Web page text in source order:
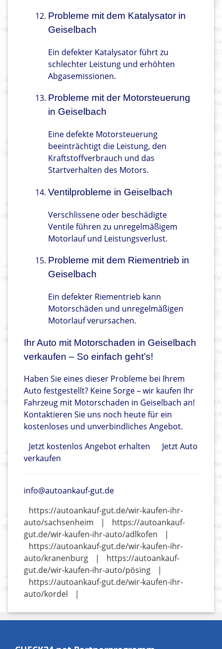
Probleme mit dem Katalysator in
Geiselbach
Ein defekter Katalysator führt zu
schlechter Leistung und erhöhten
Abgasemissionen.
Probleme mit der Motorsteuerung
in Geiselbach
Eine defekte Motorsteuerung
beeinträchtigt die Leistung, den
Kraftstoffverbrauch und das
Startverhalten des Motors.
Ventilprobleme in Geiselbach
Verschlissene oder beschädigte
Ventile führen zu unregelmäßigem
Motorlauf und Leistungsverlust.
Probleme mit dem Riementrieb in
Geiselbach
Ein defekter Riementrieb kann
Motorschäden und unregelmäßigen
Motorlauf verursachen.
Ihr Auto mit Motorschaden in Geiselbach
verkaufen – So einfach geht’s!
Haben Sie eines dieser Probleme bei Ihrem
Auto festgestellt? Keine Sorge – wir kaufen Ihr
Fahrzeug mit Motorschaden in Geiselbach an!
Kontaktieren Sie uns noch heute für ein
kostenloses und unverbindliches Angebot.
Jetzt kostenlos Angebot erhalten
Jetzt Auto
verkaufen
info@autoankauf-gut.de
https://autoankauf-gut.de/wir-kaufen-ihr-
auto/sachsenheim
|
https://autoankauf-
gut.de/wir-kaufen-ihr-auto/adlkofen
|
https://autoankauf-gut.de/wir-kaufen-ihr-
auto/kranenburg
|
https://autoankauf-
gut.de/wir-kaufen-ihr-auto/pösing
|
https://autoankauf-gut.de/wir-kaufen-ihr-
auto/kordel
|